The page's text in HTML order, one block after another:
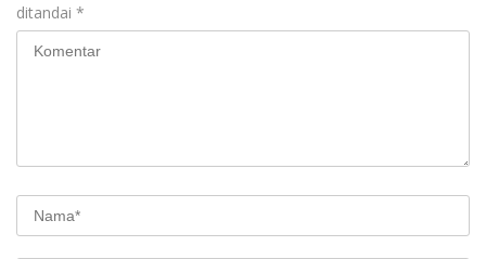
ditandai *